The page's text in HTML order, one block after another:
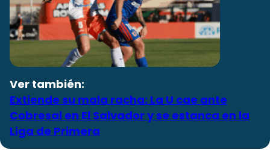
Ver también:
Extiende su mala racha: La U cae ante
Cobresal en El Salvador y se estanca en la
Liga de Primera